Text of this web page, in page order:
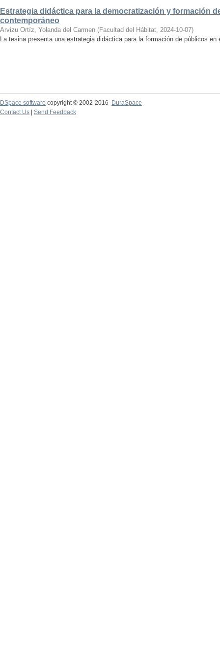
Estrategia didáctica para la democratización y formación
contemporáneo
Arvizu Ortíz, Yolanda del Carmen (Facultad del Hábitat, 2024-10-07)
La tesina presenta una estrategia didáctica para la formación de públicos en
DSpace software copyright © 2002-2016
DuraSpace
Contact Us
Send Feedback